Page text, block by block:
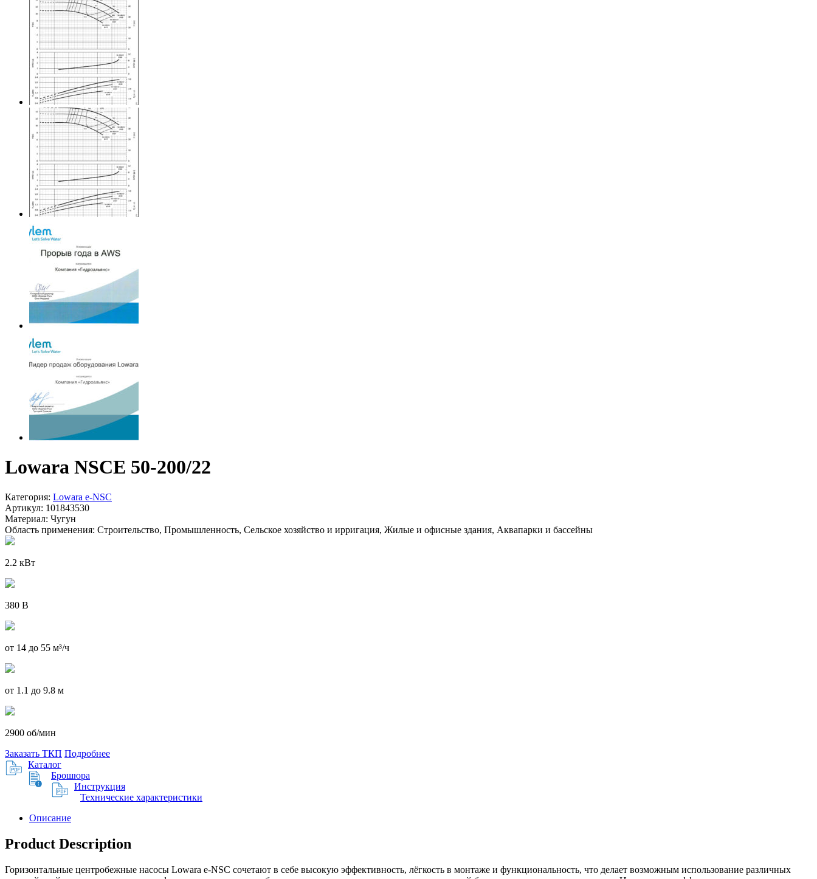
Lowara NSCE 50-200/22
Категория: Lowara e-NSC
Артикул: 101843530
Материал: Чугун
Область применения: Строительство, Промышленность, Сельское хозяйство и ирригация, Жилые и офисные здания, Аквапарки и бассейны
2.2 кВт
380 В
от 14 до 55 м³/ч
от 1.1 до 9.8 м
2900 об/мин
Заказать ТКП Подробнее
Каталог
Брошюра
Инструкция
Технические характеристики
Описание
Product Description
Горизонтальные центробежные насосы Lowara e-NSC сочетают в себе высокую эффективность, лёгкость в монтаже и функциональность, что делает возможным использование различных